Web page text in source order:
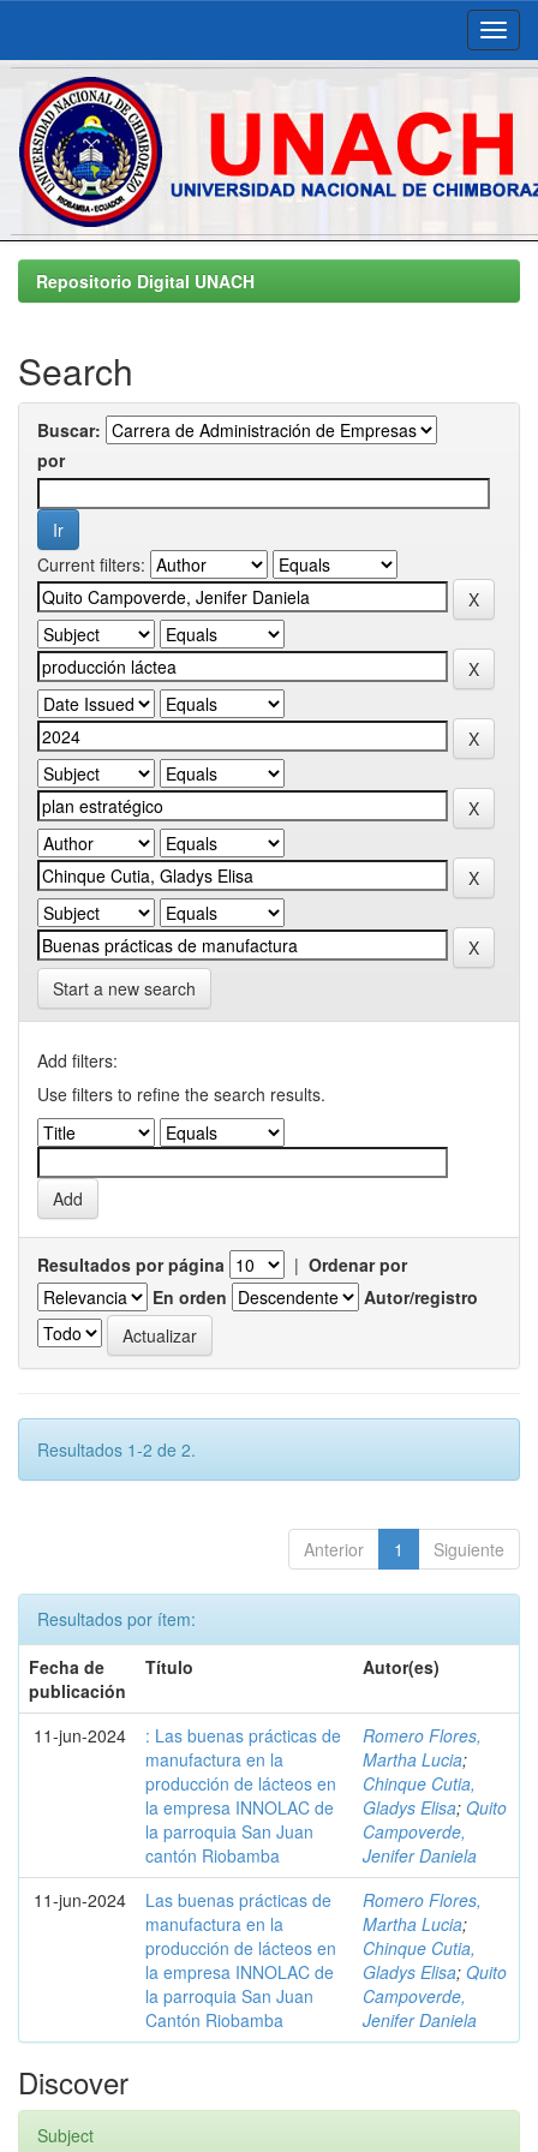
Skip
navigationRepositorio Digital UNACH
Search
Buscar:
por
Current filters:
Start a new search
Add filters:
Use filters to refine the search results.
Resultados por página | Ordenar por
En orden
Autor/registro
Resultados 1-2 de 2.
Anterior 1 Siguiente
Resultados por ítem:
Fecha de
publicación
Título Autor(es)
11-jun-2024
: Las buenas prácticas de
manufactura en la
producción de lácteos en
la empresa INNOLAC de
la parroquia San Juan
cantón Riobamba
Romero Flores,
Martha Lucia;
Chinque Cutia,
Gladys Elisa; Quito
Campoverde,
Jenifer Daniela
11-jun-2024
Las buenas prácticas de
manufactura en la
producción de lácteos en
la empresa INNOLAC de
la parroquia San Juan
Cantón Riobamba
Romero Flores,
Martha Lucia;
Chinque Cutia,
Gladys Elisa; Quito
Campoverde,
Jenifer Daniela
Discover
Subject